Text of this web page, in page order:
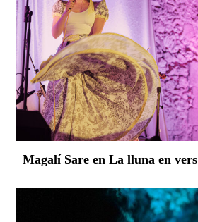
Magalí Sare en La lluna en vers